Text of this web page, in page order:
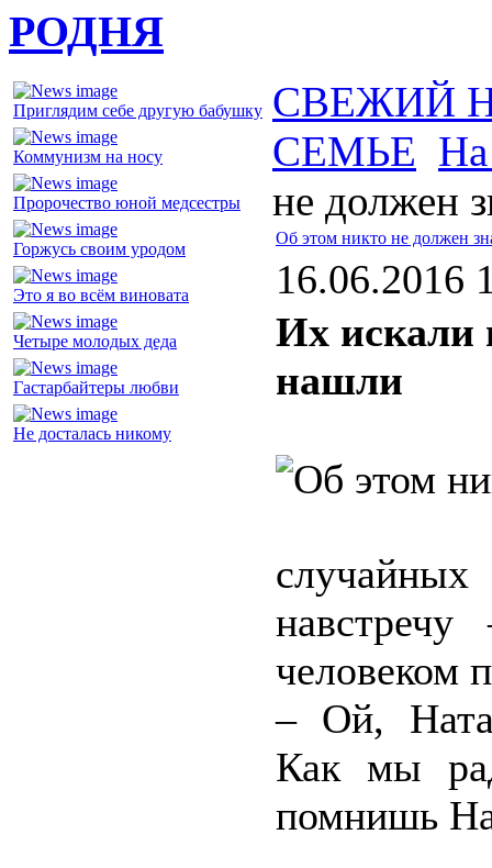
РОДНЯ
Приглядим себе другую бабушку
Коммунизм на носу
Пророчество юной медсестры
Горжусь своим уродом
Это я во всём виновата
Четыре молодых деда
Гастарбайтеры любви
Не досталась никому
СВЕЖИЙ
СЕМЬЕ На
не должен
Об этом никто не должен
16.06.2016
Их искали
нашли
случайных
человеком
– Ой,
Как мы
помнишь